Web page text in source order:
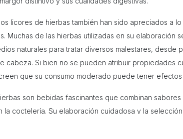
licores de hierbas también han sido apreciados a
Muchas de las hierbas utilizadas en su elaboración
naturales para tratar diversos malestares, desde
cabeza. Si bien no se pueden atribuir propiedades
que su consumo moderado puede tener
son bebidas fascinantes que combinan
la coctelería. Su elaboración cuidadosa y la